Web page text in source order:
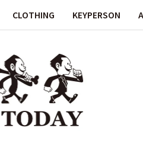
CLOTHING KEYPERSON